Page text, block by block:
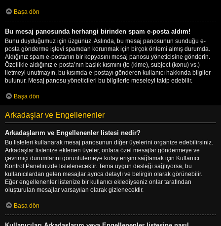
Başa dön
Bu mesaj panosunda herhangi birinden spam e-posta aldım!
Bunu duyduğumuz için üzgünüz. Aslında, bu mesaj panosunun sunduğu e-
posta gönderme işlevi spamdan korunmak için birçok önlemi almış durumda.
Aldığınız spam e-postanın bir kopyasını mesaj panosu yöneticisine gönderin.
Özellikle aldığınız e-posta’nın başlık kısmını (to (kime), subject (konu) vs.)
iletmeyi unutmayın, bu kısımda e-postayı gönderen kullanıcı hakkında bilgiler
bulunur. Mesaj panosu yöneticileri bu bilgilerle meseleyi takip edebilir.
Başa dön
Arkadaşlar ve Engellenenler
Arkadaşlarım ve Engellenenler listesi nedir?
Bu listeleri kullanarak mesaj panosunun diğer üyelerini organize edebilirsiniz.
Arkadaşlar listenize eklenen üyeler, onlara özel mesajlar göndermeye ve
çevrimiçi durumlarını görüntülemeye kolay erişim sağlamak için Kullanıcı
Kontrol Panelinizde listelenecektir. Tema uygun desteği sağlıyorsa, bu
kullanıcılardan gelen mesajlar ayrıca detaylı ve belirgin olarak görünebilir.
Eğer engellenenler listenize bir kullanıcı eklediyseniz onlar tarafından
oluşturulan mesajlar varsayılan olarak gizlenecektir.
Başa dön